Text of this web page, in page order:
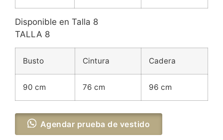
Disponible en Talla 8
TALLA 8
Busto Cintura Cadera
90 cm 76 cm 96 cm
Agendar prueba de vestido